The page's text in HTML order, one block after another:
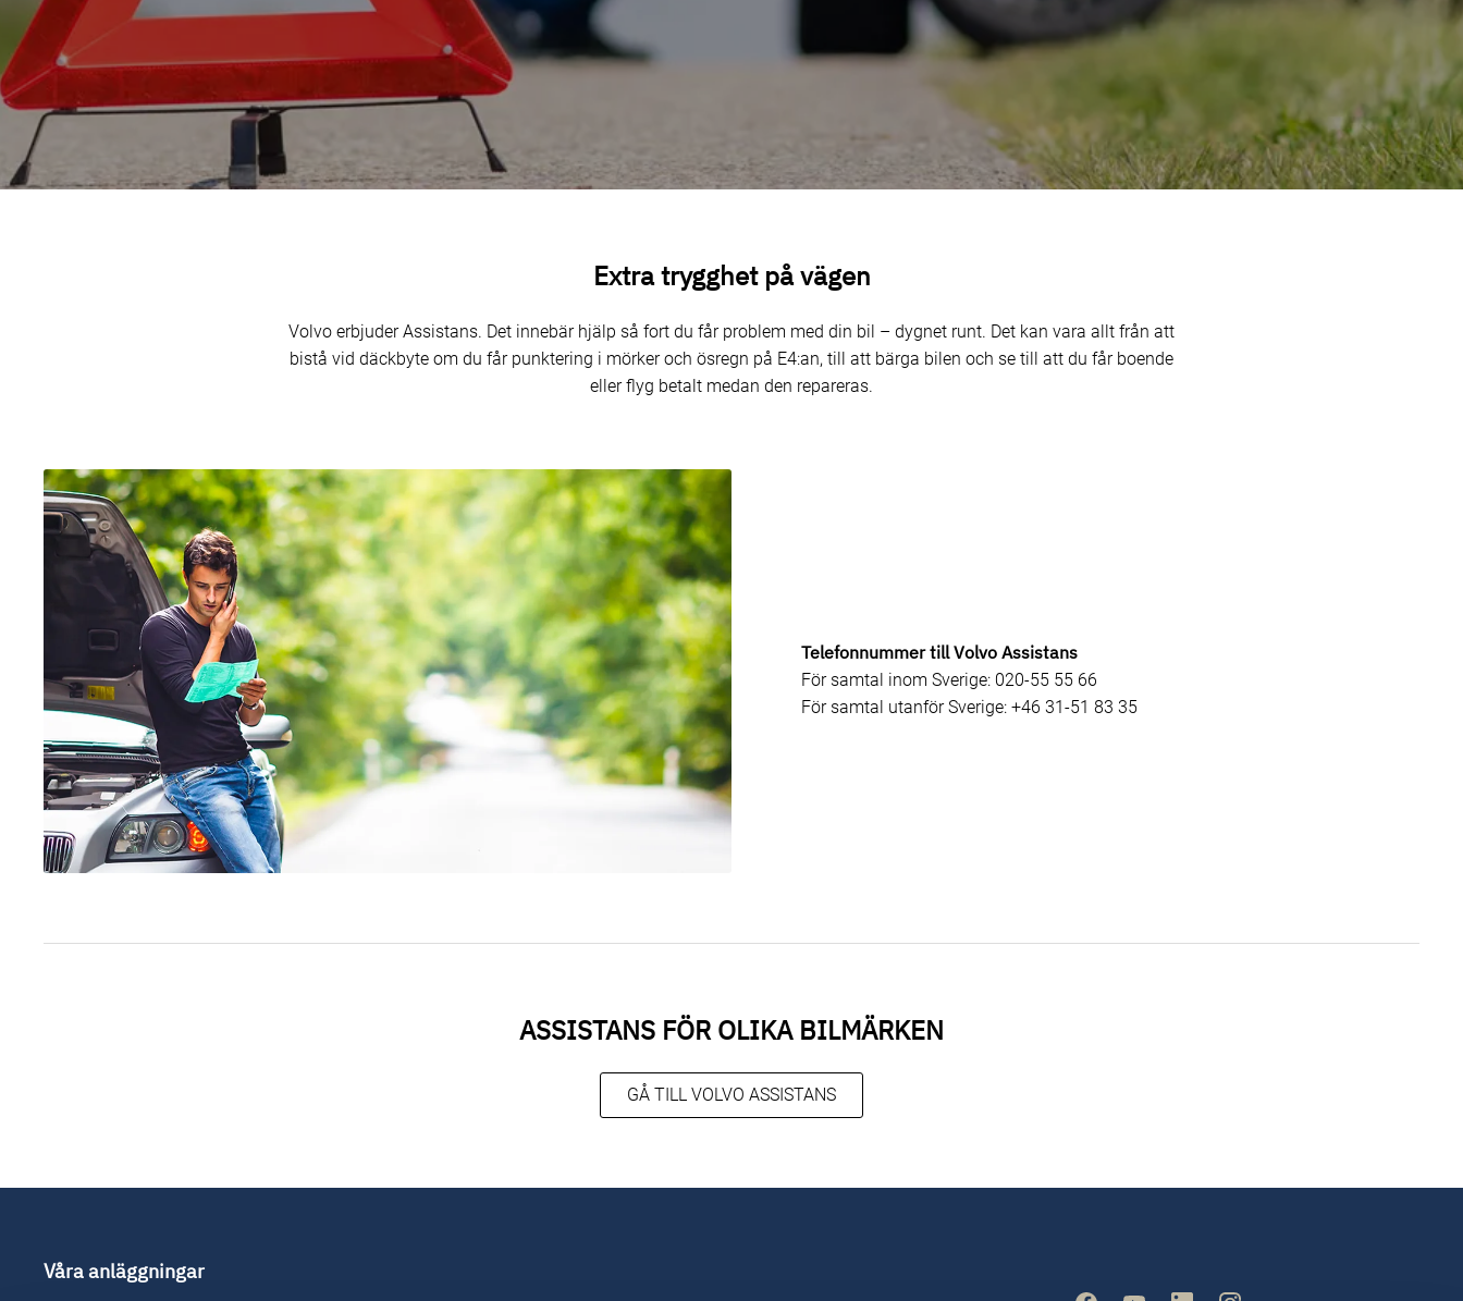
Extra trygghet på vägen
Volvo erbjuder Assistans. Det innebär hjälp så fort du får problem med din bil – dygnet runt. Det kan vara allt från att
bistå vid däckbyte om du får punktering i mörker och ösregn på E4:an, till att bärga bilen och se till att du får boende
eller flyg betalt medan den repareras.
Telefonnummer till Volvo Assistans
För samtal inom Sverige: 020-55 55 66
För samtal utanför Sverige: +46 31-51 83 35
ASSISTANS FÖR OLIKA BILMÄRKEN
GÅ TILL VOLVO ASSISTANS
Våra anläggningar